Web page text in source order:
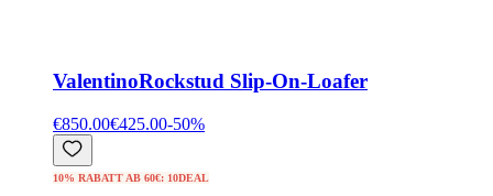
ValentinoRockstud Slip-On-Loafer
€850.00€425.00-50%
10% RABATT AB 60€: 10DEAL